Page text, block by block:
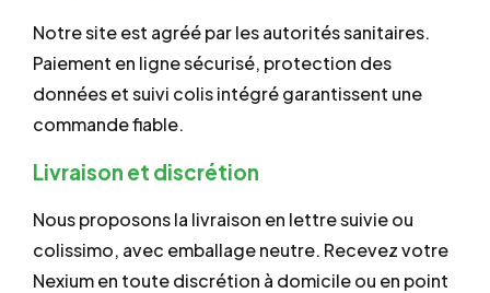
Notre site est agréé par les autorités sanitaires.
Paiement en ligne sécurisé, protection des
données et suivi colis intégré garantissent une
commande fiable.
Livraison et discrétion
Nous proposons la livraison en lettre suivie ou
colissimo, avec emballage neutre. Recevez votre
Nexium en toute discrétion à domicile ou en point